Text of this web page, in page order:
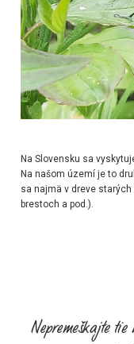
Na Slovensku sa
Na našom území je to
sa najmä v dreve
brestoch a pod.).